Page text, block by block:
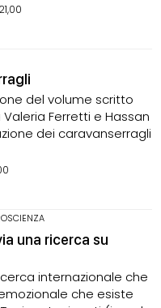
del volume scritto
Ferretti e Hassan
dei caravanserragli
una ricerca su
internazionale che
che esiste